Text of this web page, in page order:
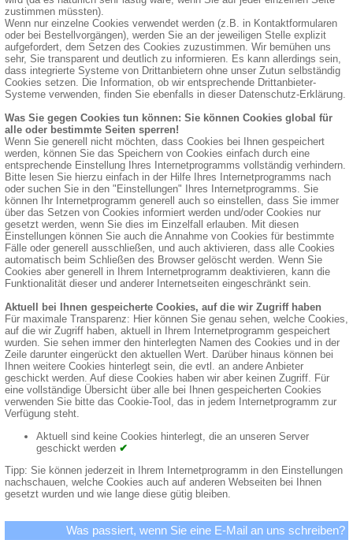
zustimmen müssten).
Wenn nur einzelne Cookies verwendet werden (z.B. in Kontaktformularen
oder bei Bestellvorgängen), werden Sie an der jeweiligen Stelle explizit
aufgefordert, dem Setzen des Cookies zuzustimmen. Wir bemühen uns
sehr, Sie transparent und deutlich zu informieren. Es kann allerdings sein,
dass integrierte Systeme von Drittanbietern ohne unser Zutun selbständig
Cookies setzen. Die Information, ob wir entsprechende Drittanbieter-
Systeme verwenden, finden Sie ebenfalls in dieser Datenschutz-Erklärung.
Was Sie gegen Cookies tun können: Sie können Cookies global für
alle oder bestimmte Seiten sperren!
Wenn Sie generell nicht möchten, dass Cookies bei Ihnen gespeichert
werden, können Sie das Speichern von Cookies einfach durch eine
entsprechende Einstellung Ihres Internetprogramms vollständig verhindern.
Bitte lesen Sie hierzu einfach in der Hilfe Ihres Internetprogramms nach
oder suchen Sie in den "Einstellungen" Ihres Internetprogramms. Sie
können Ihr Internetprogramm generell auch so einstellen, dass Sie immer
über das Setzen von Cookies informiert werden und/oder Cookies nur
gesetzt werden, wenn Sie dies im Einzelfall erlauben. Mit diesen
Einstellungen können Sie auch die Annahme von Cookies für bestimmte
Fälle oder generell ausschließen, und auch aktivieren, dass alle Cookies
automatisch beim Schließen des Browser gelöscht werden. Wenn Sie
Cookies aber generell in Ihrem Internetprogramm deaktivieren, kann die
Funktionalität dieser und anderer Internetseiten eingeschränkt sein.
Aktuell bei Ihnen gespeicherte Cookies, auf die wir Zugriff haben
Für maximale Transparenz: Hier können Sie genau sehen, welche Cookies,
auf die wir Zugriff haben, aktuell in Ihrem Internetprogramm gespeichert
wurden. Sie sehen immer den hinterlegten Namen des Cookies und in der
Zeile darunter eingerückt den aktuellen Wert. Darüber hinaus können bei
Ihnen weitere Cookies hinterlegt sein, die evtl. an andere Anbieter
geschickt werden. Auf diese Cookies haben wir aber keinen Zugriff. Für
eine vollständige Übersicht über alle bei Ihnen gespeicherten Cookies
verwenden Sie bitte das Cookie-Tool, das in jedem Internetprogramm zur
Verfügung steht.
Aktuell sind keine Cookies hinterlegt, die an unseren Server
geschickt werden ✔
Tipp: Sie können jederzeit in Ihrem Internetprogramm in den Einstellungen
nachschauen, welche Cookies auch auf anderen Webseiten bei Ihnen
gesetzt wurden und wie lange diese gütig bleiben.
Was passiert, wenn Sie eine E-Mail an uns schreiben?